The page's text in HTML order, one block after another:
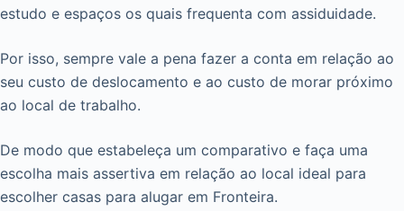
estudo e espaços os quais frequenta com assiduidade.
Por isso, sempre vale a pena fazer a conta em relação ao
seu custo de deslocamento e ao custo de morar próximo
ao local de trabalho.
De modo que estabeleça um comparativo e faça uma
escolha mais assertiva em relação ao local ideal para
escolher casas para alugar em Fronteira.